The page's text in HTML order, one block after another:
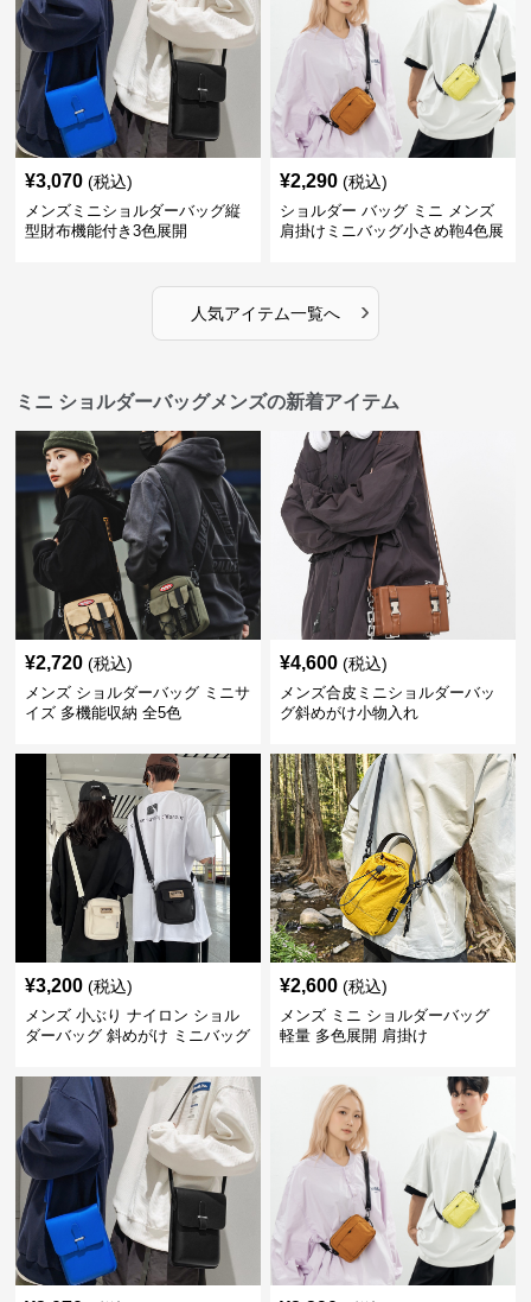
¥3,070 (税込)
メンズミニショルダーバッグ縦
型財布機能付き3色展開
¥2,290 (税込)
ショルダー バッグ ミニ メンズ
肩掛けミニバッグ小さめ鞄4色展
人気アイテム一覧へ ›
ミニ ショルダーバッグメンズの新着アイテム
¥2,720 (税込)
メンズ ショルダーバッグ ミニサ
イズ 多機能収納 全5色
¥4,600 (税込)
メンズ合皮ミニショルダーバッ
グ斜めがけ小物入れ
¥3,200 (税込)
メンズ 小ぶり ナイロン ショル
ダーバッグ 斜めがけ ミニバッグ
¥2,600 (税込)
メンズ ミニ ショルダーバッグ
軽量 多色展開 肩掛け